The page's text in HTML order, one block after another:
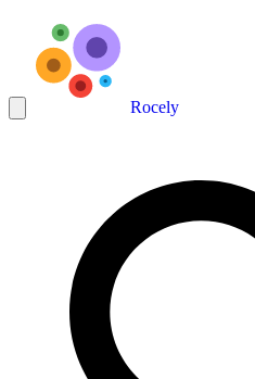
Rocely